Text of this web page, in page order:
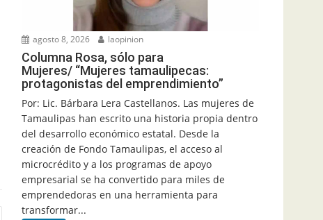
agosto 8, 2026 laopinion
Columna Rosa, sólo para
Mujeres/ “Mujeres tamaulipecas:
protagonistas del emprendimiento”
Por: Lic. Bárbara Lera Castellanos. Las mujeres de
Tamaulipas han escrito una historia propia dentro
del desarrollo económico estatal. Desde la
creación de Fondo Tamaulipas, el acceso al
microcrédito y a los programas de apoyo
empresarial se ha convertido para miles de
emprendedoras en una herramienta para
transformar...